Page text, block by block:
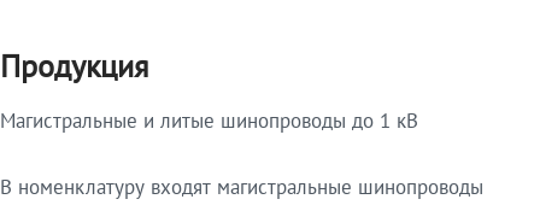
Продукция
Магистральные и литые шинопроводы до 1 кВ
В номенклатуру входят магистральные шинопроводы